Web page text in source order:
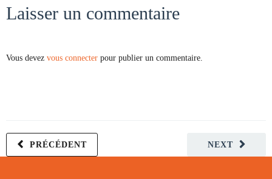
Laisser un commentaire
Vous devez vous connecter pour publier un commentaire.
NEXT
PRÉCÉDENT